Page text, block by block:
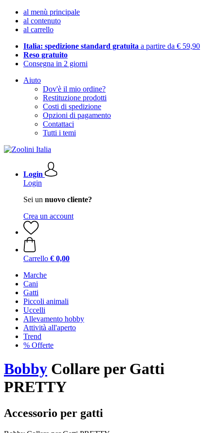
al menù principale
al contenuto
al carrello
Italia: spedizione standard gratuita a partire da € 59,90
Reso gratuito
Consegna in 2 giorni
Aiuto
Dov'è il mio ordine?
Restituzione prodotti
Costi di spedizione
Opzioni di pagamento
Contattaci
Tutti i temi
Login
Login
Sei un nuovo cliente?
Crea un account
Carrello € 0,00
Marche
Cani
Gatti
Piccoli animali
Uccelli
Allevamento hobby
Attività all'aperto
Trend
% Offerte
Bobby Collare per Gatti
PRETTY
Accessorio per gatti